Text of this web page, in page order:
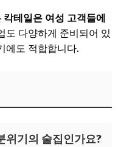
테일은 여성 고객들에
도 다양하게 준비되어 있
에도 적합합니다.
위기의 술집인가요?